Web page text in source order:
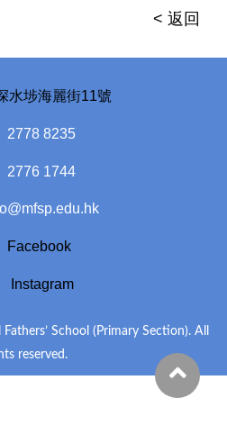
< 返回
水埗海麗街11號
2778 8235
2776 1744
Facebook
Instagram
School (Primary Section). All
reserved.